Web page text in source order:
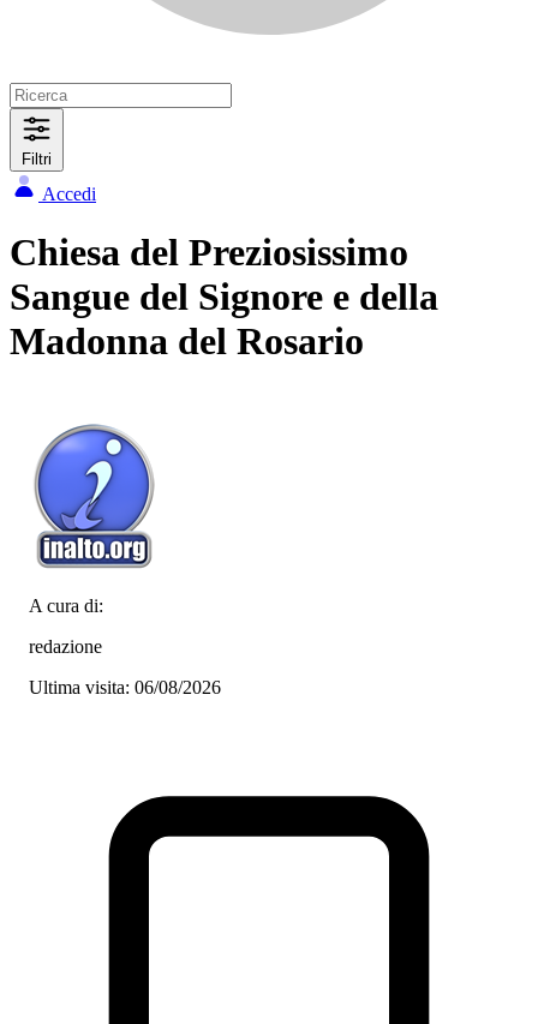
Filtri
Accedi
Chiesa del Preziosissimo
Sangue del Signore e della
Madonna del Rosario
A cura di:
redazione
Ultima visita: 06/08/2026